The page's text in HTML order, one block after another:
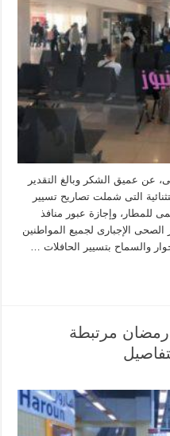
عن عميق الشكر وبالغ التقدير
التى شملت تصاريح تسيير
للمطار، وإجازة عبور منافذ
الصحى الإجبارى لجميع المواطنين
والسماح بتسيير الحافلات …
رمضان مرتبطة